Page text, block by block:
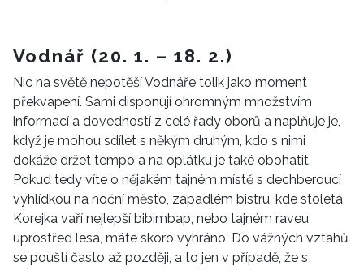
Vodnář (20. 1. – 18. 2.)
Nic na světě nepotěší Vodnáře tolik jako moment
překvapení. Sami disponují ohromným množstvím
informací a dovedností z celé řady oborů a naplňuje je,
když je mohou sdílet s někým druhým, kdo s nimi
dokáže držet tempo a na oplátku je také obohatit.
Pokud tedy víte o nějakém tajném místě s dechberoucí
vyhlídkou na noční město, zapadlém bistru, kde stoletá
Korejka vaří nejlepší bibimbap, nebo tajném raveu
uprostřed lesa, máte skoro vyhráno. Do vážných vztahů
se pouští často až později, a to jen v případě, že s